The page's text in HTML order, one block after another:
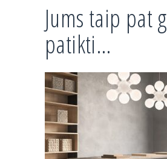
Jums taip pat
patikti…